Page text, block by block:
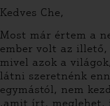
Kedves Che,
Most már értem a
ember volt az
mivel azok a
látni szeretnénk
egymástól, nem
,amit írt, meglehet,